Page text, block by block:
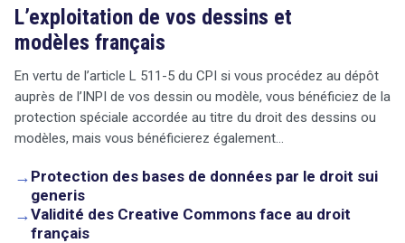
L’exploitation de vos dessins et
modèles français
En vertu de l’article L 511-5 du CPI si vous procédez au dépôt
auprès de l’INPI de vos dessin ou modèle, vous bénéficiez de la
protection spéciale accordée au titre du droit des dessins ou
modèles, mais vous bénéficierez également…
→ Protection des bases de données par le droit sui
generis
→Validité des Creative Commons face au droit
français